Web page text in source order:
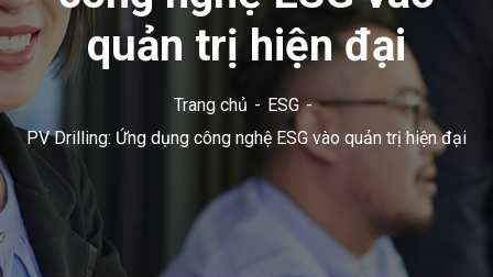
quản trị hiện đại
Trang chủ
ESG
PV Drilling: Ứng dụng công nghệ ESG vào quản trị hiện đại